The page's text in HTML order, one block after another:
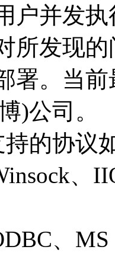
户并发
所发现
署。当
)公司。
的协议
、
、MS